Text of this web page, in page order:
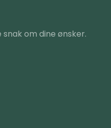
om dine ønsker.